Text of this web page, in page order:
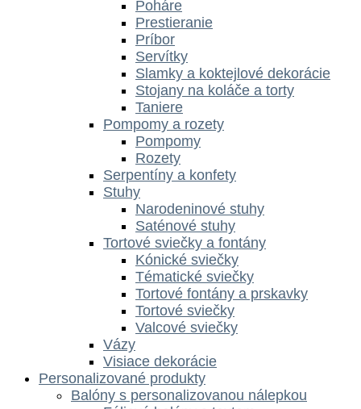
Poháre
Prestieranie
Príbor
Servítky
Slamky a koktejlové dekorácie
Stojany na koláče a torty
Taniere
Pompomy a rozety
Pompomy
Rozety
Serpentíny a konfety
Stuhy
Narodeninové stuhy
Saténové stuhy
Tortové sviečky a fontány
Kónické sviečky
Tématické sviečky
Tortové fontány a prskavky
Tortové sviečky
Valcové sviečky
Vázy
Visiace dekorácie
Personalizované produkty
Balóny s personalizovanou nálepkou